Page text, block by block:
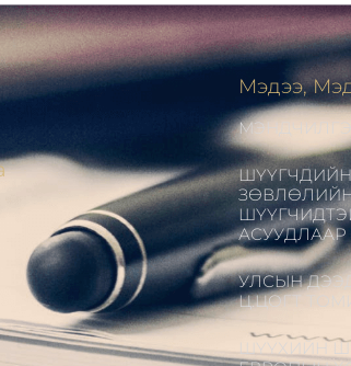
Мэдээ,
АСУУДЛААР
УЛСЫН
Ц.ЦОГТ
ШҮҮХИЙН